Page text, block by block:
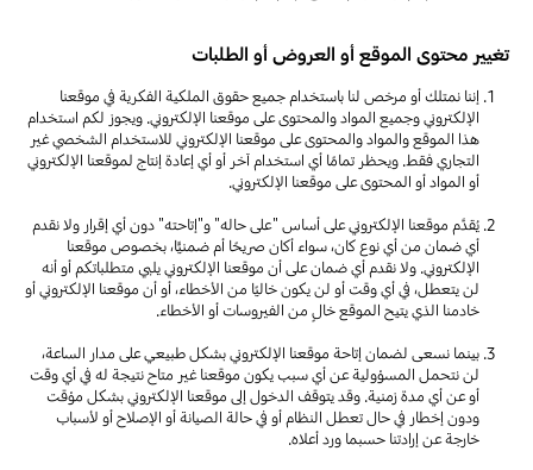
تغيير محتوى الموقع أو العروض أو الطلبات
إننا نمتلك أو مرخص لنا باستخدام جميع حقوق الملكية الفكرية في موقعنا
الإلكتروني وجميع المواد والمحتوى على موقعنا الإلكتروني. ويجوز لكم استخدام
هذا الموقع والمواد والمحتوى على موقعنا الإلكتروني للاستخدام الشخصي غير
التجاري فقط. ويحظر تمامًا أي استخدام آخر أو أي إعادة إنتاج لموقعنا الإلكتروني
أو المواد أو المحتوى على موقعنا الإلكتروني.
يُقدَّم موقعنا الإلكتروني على أساس "على حاله" و"إتاحته" دون أي إقرار ولا نقدم
أي ضمان من أي نوع كان، سواء أكان صريحًا أم ضمنيًّا، بخصوص موقعنا
الإلكتروني. ولا نقدم أي ضمان على أن موقعنا الإلكتروني يلبي متطلباتكم أو أنه
لن يتعطل، في أي وقت أو لن يكون خاليًا من الأخطاء، أو أن موقعنا الإلكتروني أو
خادمنا الذي يتيح الموقع خالٍ من الفيروسات أو الأخطاء.
بينما نسعى لضمان إتاحة موقعنا الإلكتروني بشكل طبيعي على مدار الساعة،
لن نتحمل المسؤولية عن أي سبب يكون موقعنا غير متاح نتيجة له في أي وقت
أو عن أي مدة زمنية. وقد يتوقف الدخول إلى موقعنا الإلكتروني بشكل مؤقت
ودون إخطار في حال تعطل النظام أو في حالة الصيانة أو الإصلاح أو لأسباب
خارجة عن إرادتنا حسبما ورد أعلاه.